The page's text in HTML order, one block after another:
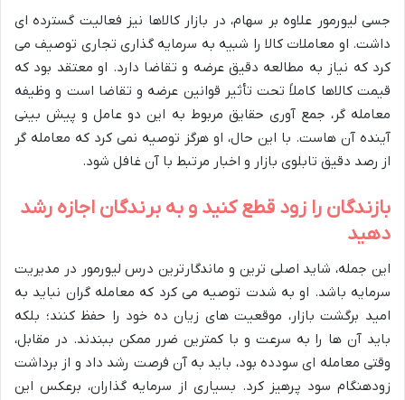
جسی لیورمور علاوه بر سهام، در بازار کالاها نیز فعالیت گسترده ای
داشت. او معاملات کالا را شبیه به سرمایه گذاری تجاری توصیف می
کرد که نیاز به مطالعه دقیق عرضه و تقاضا دارد. او معتقد بود که
قیمت کالاها کاملاً تحت تأثیر قوانین عرضه و تقاضا است و وظیفه
معامله گر، جمع آوری حقایق مربوط به این دو عامل و پیش بینی
آینده آن هاست. با این حال، او هرگز توصیه نمی کرد که معامله گر
از رصد دقیق تابلوی بازار و اخبار مرتبط با آن غافل شود.
بازندگان را زود قطع کنید و به برندگان اجازه رشد
دهید
این جمله، شاید اصلی ترین و ماندگارترین درس لیورمور در مدیریت
سرمایه باشد. او به شدت توصیه می کرد که معامله گران نباید به
امید برگشت بازار، موقعیت های زیان ده خود را حفظ کنند؛ بلکه
باید آن ها را به سرعت و با کمترین ضرر ممکن ببندند. در مقابل،
وقتی معامله ای سودده بود، باید به آن فرصت رشد داد و از برداشت
زودهنگام سود پرهیز کرد. بسیاری از سرمایه گذاران، برعکس این